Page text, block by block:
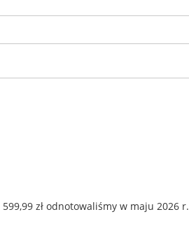
zł odnotowaliśmy w maju 2026 r.